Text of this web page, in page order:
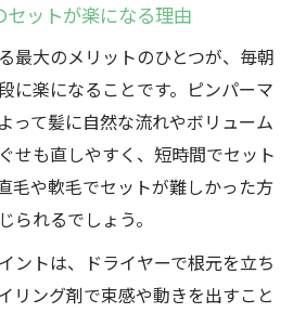
ットが楽になる理由
最大のメリットのひとつが、毎朝
に楽になることです。ピンパーマ
って髪に自然な流れやボリューム
せも直しやすく、短時間でセット
毛や軟毛でセットが難しかった方
られるでしょう。
ントは、ドライヤーで根元を立ち
リング剤で束感や動きを出すこと